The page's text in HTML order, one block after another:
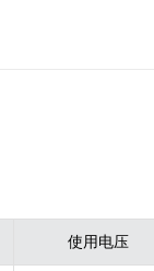
使用电压